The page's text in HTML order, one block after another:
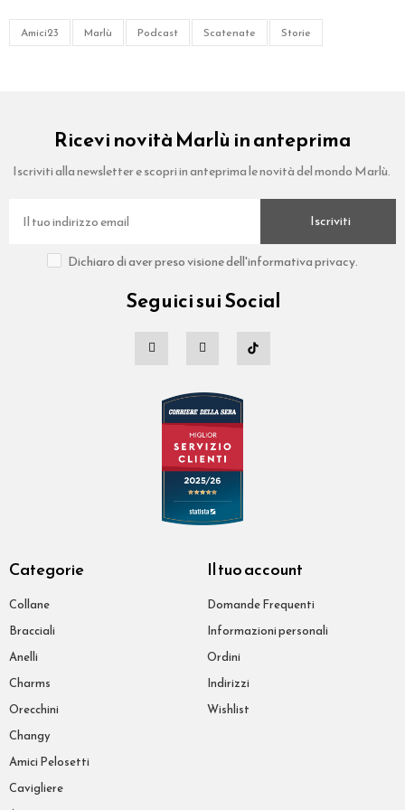
Amici23 Marlù Podcast Scatenate Storie
Ricevi novità Marlù in anteprima
Iscriviti alla newsletter e scopri in anteprima le novità del mondo Marlù.
Iscriviti
Dichiaro di aver preso visione dell'informativa privacy.
Seguici sui Social
Categorie
Collane
Bracciali
Anelli
Charms
Orecchini
Changy
Amici Pelosetti
Cavigliere
Il tuo account
Domande Frequenti
Informazioni personali
Ordini
Indirizzi
Wishlist